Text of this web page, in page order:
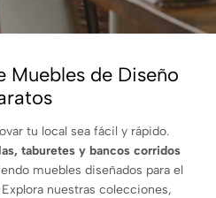
Muebles de Diseño
tu local sea fácil y rápido.
taburetes y bancos corridos
muebles diseñados para el
nuestras colecciones,